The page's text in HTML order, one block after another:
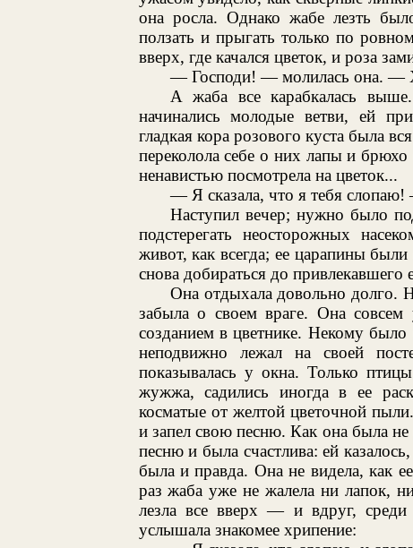
она росла. Однако жабе лезть
ползать и прыгать только по
вверх, где качался цветок, и роза
— Господи! — молилась она. —
А жаба все карабкалась
начинались молодые ветви, ей
гладкая кора розового куста была
переколола себе о них лапы и
ненавистью посмотрела на цветок...
— Я сказала, что я тебя
Наступил вечер; нужно было
подстерегать неосторожных
живот, как всегда; ее царапины
снова добираться до привлекавшего
Она отдыхала довольно долго.
забыла о своем враге. Она
созданием в цветнике. Некому
неподвижно лежал на своей
показывалась у окна. Только
жужжа, садились иногда в ее
косматые от желтой цветочной
и запел свою песню. Как она была
песню и была счастлива: ей
была и правда. Она не видела, как
раз жаба уже не жалела ни лапок,
лезла все вверх — и вдруг, среди
услышала знакомее хрипение: